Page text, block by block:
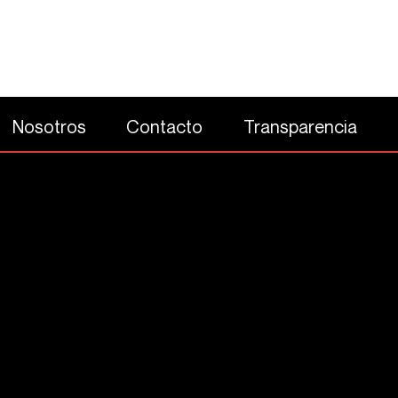
Nosotros Contacto Transparencia